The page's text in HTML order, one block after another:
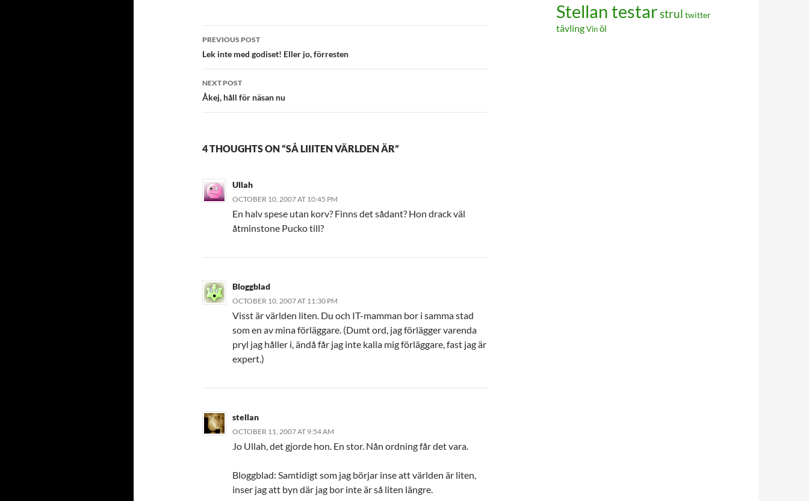
Post
navigation
PREVIOUS POST
Lek inte med godiset! Eller jo, förresten
NEXT POST
Åkej, håll för näsan nu
4 THOUGHTS ON “SÅ LIIITEN VÄRLDEN ÄR”
Ullah
OCTOBER 10, 2007 AT 10:45 PM
En halv spese utan korv? Finns det sådant? Hon drack väl
åtminstone Pucko till?
Bloggblad
OCTOBER 10, 2007 AT 11:30 PM
Visst är världen liten. Du och IT-mamman bor i samma stad
som en av mina förläggare. (Dumt ord, jag förlägger varenda
pryl jag håller i, ändå får jag inte kalla mig förläggare, fast jag är
expert.)
stellan
OCTOBER 11, 2007 AT 9:54 AM
Jo Ullah, det gjorde hon. En stor. Nån ordning får det vara.
Bloggblad: Samtidigt som jag börjar inse att världen är liten,
inser jag att byn där jag bor inte är så liten längre.
Stellan testarstrul twitter
tävling Vin öl